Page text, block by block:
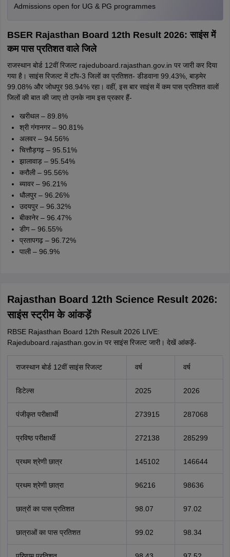
Admissions open for UG & PG programmes
BSER Rajasthan Board 12th Result 2026: साइंस में
कम पास प्रतिशत वाले जिले
राजस्थान बोर्ड 12वीं रिजल्ट rajeduboard.rajasthan.gov.in पर जारी कर दिया
गया है। साइंस रिजल्ट में टाॅप-3 जिलों का प्रतिशत- डीडवाना 99.43%, बाड़मेर
99.08% और जोधपुर 98.94% रहा। वहीं, इस बार साइंस में कम पास प्रतिशत वालों
जिलों की बात की जाए तो उनके नाम इस प्रकार हैं-
खरीथल – 89.8%
श्री गंगानगर – 90.81%
अलवर – 94.56%
चित्तौड़गढ़ – 95.51%
झालावाड़ – 95.54%
करौली – 95.56%
ब्यावर – 96.21%
धौलपुर – 96.26%
उदयपुर – 96.32%
बीकानेर – 96.47%
डीग – 96.55%
प्रतापगढ़ – 96.72%
पाली – 96.9%
Rajasthan Board 12th Science Result 2026:
साइंस स्ट्रीम के आंकड़ें
RBSE Rajasthan Board 12th Result 2026 LIVE:
Rajeduboard.rajasthan.gov.in पर साइंस रिजल्ट जारी। देखें आंकड़ें-
राजस्थान बोर्ड 12वीं साइंस रिजल्ट वर्ष वर्ष
डिटेल्स 2025 2026
पंजीकृत परीक्षार्थी 273915 287068
प्रविष्ठ परीक्षार्थी 272138 285299
प्रथम श्रेणी छात्र 145102 146644
प्रथम श्रेणी छात्रा 96216 98636
छात्रों का पास प्रतिशत 98.07 97.02
छात्राओं का पास प्रतिशत 99.02 98.34